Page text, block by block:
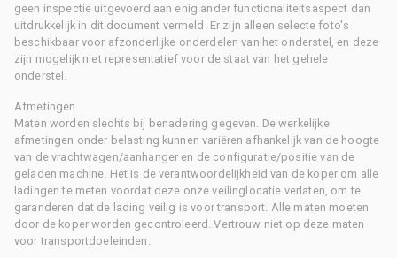
geen inspectie uitgevoerd aan enig ander functionaliteitsaspect dan
uitdrukkelijk in dit document vermeld. Er zijn alleen selecte foto's
beschikbaar voor afzonderlijke onderdelen van het onderstel, en deze
zijn mogelijk niet representatief voor de staat van het gehele
onderstel.
Afmetingen
Maten worden slechts bij benadering gegeven. De werkelijke
afmetingen onder belasting kunnen variëren afhankelijk van de hoogte
van de vrachtwagen/aanhanger en de configuratie/positie van de
geladen machine. Het is de verantwoordelijkheid van de koper om alle
ladingen te meten voordat deze onze veilinglocatie verlaten, om te
garanderen dat de lading veilig is voor transport. Alle maten moeten
door de koper worden gecontroleerd. Vertrouw niet op deze maten
voor transportdoeleinden.